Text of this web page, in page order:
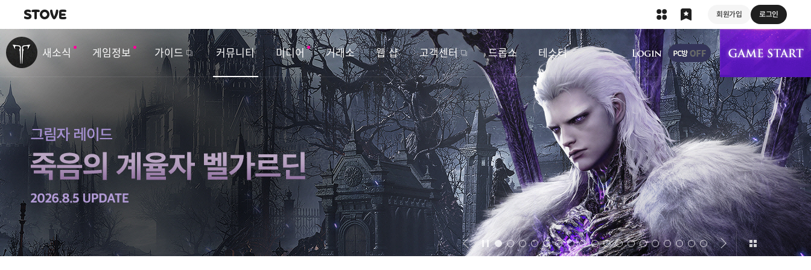
회원가입 로그인
내비게이션
새소식 게임정보 가이드 커뮤니티 미디어 거래소 웹 샵 고객센터 드롭스 테스터
상단 메뉴
벤
트
&
업
데
이
트